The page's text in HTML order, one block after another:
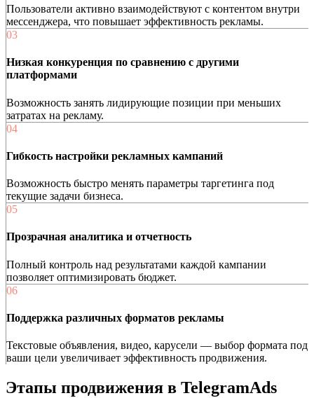
Пользователи активно взаимодействуют с контентом внутри
мессенджера, что повышает эффективность рекламы.
03
Низкая конкуренция по сравнению с другими
платформами
Возможность занять лидирующие позиции при меньших
затратах на рекламу.
04
Гибкость настройки рекламных кампаний
Возможность быстро менять параметры таргетинга под
текущие задачи бизнеса.
05
Прозрачная аналитика и отчетность
Полный контроль над результатами каждой кампании
позволяет оптимизировать бюджет.
06
Поддержка различных форматов рекламы
Текстовые объявления, видео, карусели — выбор формата под
ваши цели увеличивает эффективность продвижения.
Этапы продвижения в TelegramAds